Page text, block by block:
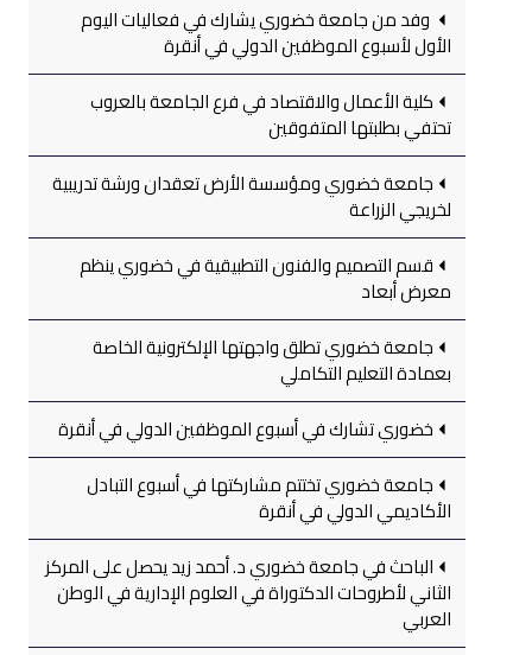
وفد من جامعة خضوري يشارك في فعاليات اليوم
الأول لأسبوع الموظفين الدولي في أنقرة
كلية الأعمال والاقتصاد في فرع الجامعة بالعروب
تحتفي بطلبتها المتفوقين
جامعة خضوري ومؤسسة الأرض تعقدان ورشة تدريبية
لخريجي الزراعة
قسم التصميم والفنون التطبيقية في خضوري ينظم
معرض أبعاد
جامعة خضوري تطلق واجهتها الإلكترونية الخاصة
بعمادة التعليم التكاملي
خضوري تشارك في أسبوع الموظفين الدولي في أنقرة
جامعة خضوري تختتم مشاركتها في أسبوع التبادل
الأكاديمي الدولي في أنقرة
الباحث في جامعة خضوري د. أحمد زيد يحصل على المركز
الثاني لأطروحات الدكتوراة في العلوم الإدارية في الوطن
العربي